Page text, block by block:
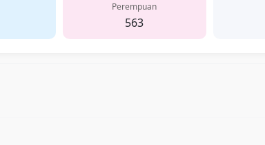
Perempuan
563